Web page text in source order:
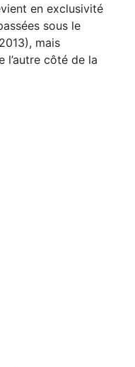
en exclusivité
sous le
mais
l’autre côté de la